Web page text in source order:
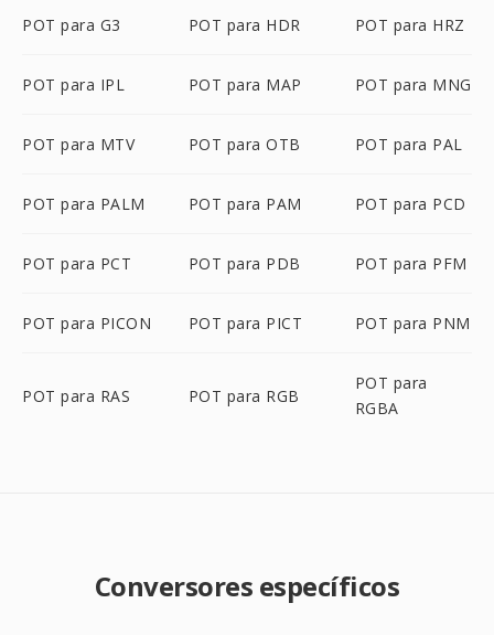
POT para G3 POT para HDR POT para HRZ
POT para IPL POT para MAP POT para MNG
POT para MTV POT para OTB POT para PAL
POT para PALM POT para PAM POT para PCD
POT para PCT POT para PDB POT para PFM
POT para PICON POT para PICT POT para PNM
POT para RAS POT para RGB
POT para
RGBA
Conversores específicos